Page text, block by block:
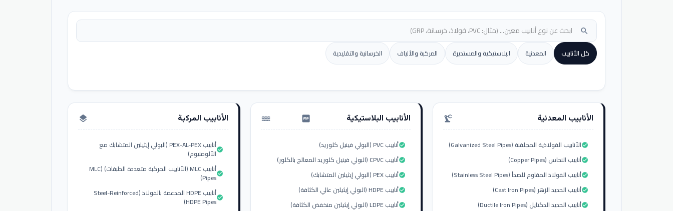
search
كل الأنابيب المعدنية البلاستيكية والمستديرة المركبة والألياف الخرسانية والتقليدية
الأنابيب المعدنية precision_manufacturing
الأنابيب الفولاذية المجلفنة (Galvanized Steel Pipes)check_circle
أنابيب النحاس (Copper Pipes)check_circle
أنابيب الفولاذ المقاوم للصدأ (Stainless Steel Pipes)check_circle
أنابيب الحديد الزهر (Cast Iron Pipes)check_circle
أنابيب الحديد الدكتايل (Ductile Iron Pipes)check_circle
الأنابيب البلاستيكية water_pump
أنابيب PVC (البولي فينيل كلوريد)check_circle
أنابيب CPVC (البولي فينيل كلوريد المعالج بالكلور)check_circle
أنابيب PEX (البولي إيثيلين المتشابك)check_circle
أنابيب HDPE (البولي إيثيلين عالي الكثافة)check_circle
أنابيب LDPE (البولي إيثيلين منخفض الكثافة)check_circle
الأنابيب المركبة layers
أنابيب PEX-AL-PEX (البولي إيثيلين المتشابك مع
الألومنيوم)check_circle
أنابيب MLC (الأنابيب المركبة متعددة الطبقات) (MLC
Pipes)check_circle
أنابيب HDPE المدعمة بالفولاذ (Steel-Reinforced
HDPE Pipes)check_circle